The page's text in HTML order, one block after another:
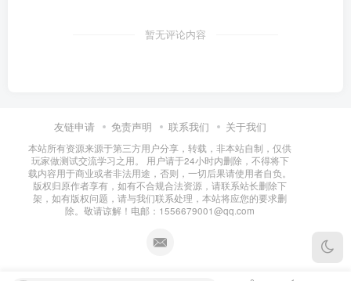
暂无评论内容
友链申请 免责声明 联系我们 关于我们
本站所有资源来源于第三方用户分享，转载，非本站自制，仅供
玩家做测试交流学习之用。 用户请于24小时内删除，不得将下
载内容用于商业或者非法用途，否则，一切后果请使用者自负。
版权归原作者享有，如有不合规合法资源，请联系站长删除下
架，如有版权问题，请与我们联系处理，本站将应您的要求删
除。敬请谅解！电邮：1556679001@qq.com